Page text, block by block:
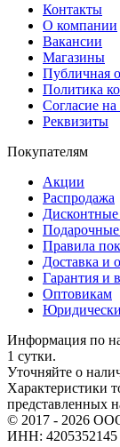
Контакты
О компании
Вакансии
Магазины
Публичная
Политика
Согласие
Реквизиты
Покупателям
Акции
Распродажа
Правила
Доставка и
Гарантия и
Оптовикам
Информация по
1 сутки.
Уточняйте о
Характеристики
представленных
© 2017 - 2026
ИНН: 4205352145